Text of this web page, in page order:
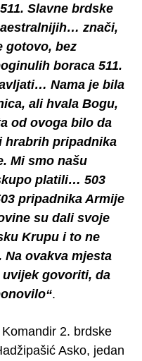
Slavne brdske
znači,
gotovo, bez
boraca 511.
Nama je bila
ali hvala Bogu,
od ovoga bilo da
hrabrih pripadnika
Mi smo našu
platili… 503
pripadnika Armije
su dali svoje
Krupu i to ne
ovakva mjesta
govoriti, da
.
2. brdske
Asko, jedan